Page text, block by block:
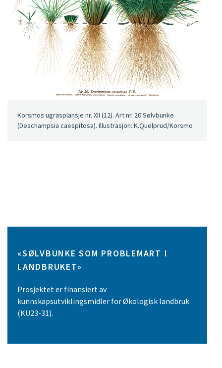
Korsmos ugrasplansje nr. XII (12). Art nr. 20 Sølvbunke
(Deschampsia caespitosa). Illustrasjon: K.Quelprud/Korsmo
«SØLVBUNKE SOM PROBLEMART I
LANDBRUKET»
Prosjektet er finansiert av
kunnskapsutviklingsmidler for Økologisk landbruk
(KU23-31).